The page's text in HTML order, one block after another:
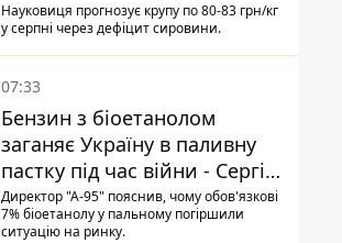
Науковиця прогнозує крупу по 80-83 грн/кг
у серпні через дефіцит сировини.
07:33
Бензин з біоетанолом
заганяє Україну в паливну
пастку під час війни - Сергій
Куюн
Директор "А-95" пояснив, чому обов'язкові
7% біоетанолу у пальному погіршили
ситуацію на ринку.